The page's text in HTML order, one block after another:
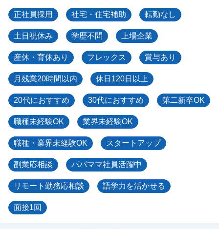
正社員採用 社宅・住宅補助 転勤なし
土日祝休み 学歴不問 上場企業
産休・育休あり フレックス 賞与あり
月残業20時間以内 休日120日以上
20代におすすめ 30代におすすめ 第二新卒OK
職種未経験OK 業界未経験OK
職種・業界未経験OK スタートアップ
副業応相談 パパママ社員活躍中
リモート勤務応相談 語学力を活かせる
面接1回